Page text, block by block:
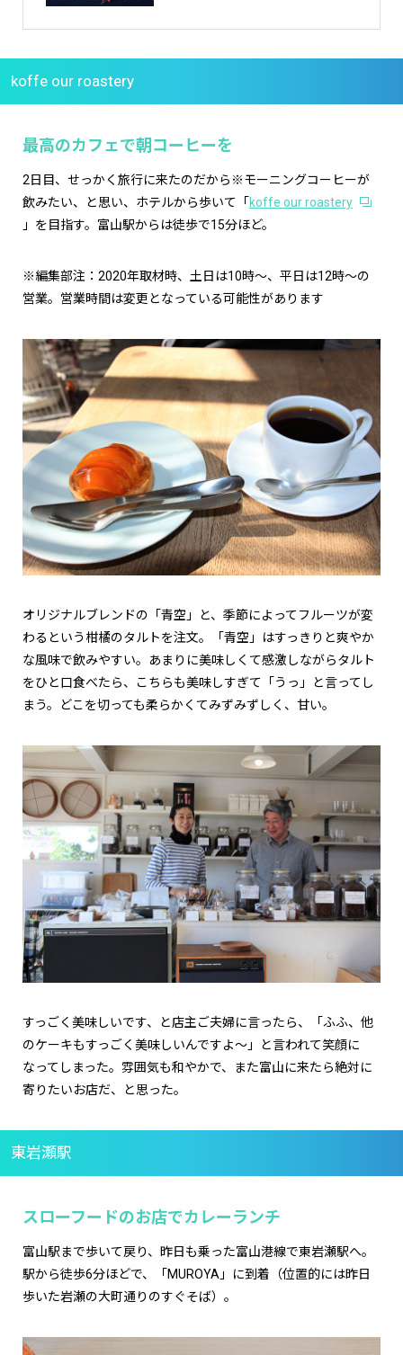
koffe our roastery
最高のカフェで朝コーヒーを
2日目、せっかく旅行に来たのだから※モーニングコーヒーが
飲みたい、と思い、ホテルから歩いて「 koffe our roastery
」を目指す。富山駅からは徒歩で15分ほど。
※編集部注：2020年取材時、土日は10時〜、平日は12時〜の
営業。営業時間は変更となっている可能性があります
オリジナルブレンドの「青空」と、季節によってフルーツが変
わるという柑橘のタルトを注文。「青空」はすっきりと爽やか
な風味で飲みやすい。あまりに美味しくて感激しながらタルト
をひと口食べたら、こちらも美味しすぎて「うっ」と言ってし
まう。どこを切っても柔らかくてみずみずしく、甘い。
すっごく美味しいです、と店主ご夫婦に言ったら、「ふふ、他
のケーキもすっごく美味しいんですよ～」と言われて笑顔に
なってしまった。雰囲気も和やかで、また富山に来たら絶対に
寄りたいお店だ、と思った。
東岩瀬駅
スローフードのお店でカレーランチ
富山駅まで歩いて戻り、昨日も乗った富山港線で東岩瀬駅へ。
駅から徒歩6分ほどで、「MUROYA」に到着（位置的には昨日
歩いた岩瀬の大町通りのすぐそば）。